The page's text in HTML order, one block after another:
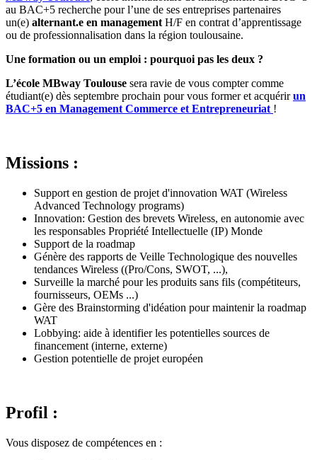
au BAC+5 recherche pour l’une de ses entreprises partenaires
un(e) alternant.e en managementH/F en contrat d’apprentissage
ou de professionnalisation dans la région toulousaine.
Une formation ou un emploi : pourquoi pas les deux ?
L’école MBway Toulouse sera ravie de vous compter comme
étudiant(e) dès septembre prochain pour vous former et acquérirun
BAC+5 en Management Commerce et Entrepreneuriat !
Missions :
Support en gestion de projet d'innovation WAT (Wireless
Advanced Technology programs)
Innovation: Gestion des brevets Wireless, en autonomie avec
les responsables Propriété Intellectuelle (IP) Monde
Support de la roadmap
Génère des rapports de Veille Technologique des nouvelles
tendances Wireless ((Pro/Cons, SWOT, ...),
Surveille la marché pour les produits sans fils (compétiteurs,
fournisseurs, OEMs ...)
Gère des Brainstorming d'idéation pour maintenir la roadmap
WAT
Lobbying: aide à identifier les potentielles sources de
financement (interne, externe)
Gestion potentielle de projet européen
Profil :
Vous disposez de compétences en :